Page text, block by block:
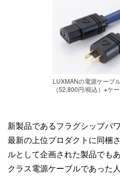
LUXMANの電源ケーブ
（52,800円/税込）※ケ
新製品であるフラグシップパ
最新の上位プロダクトに同梱
ルとして企画された製品でも
クラス電源ケーブルであった